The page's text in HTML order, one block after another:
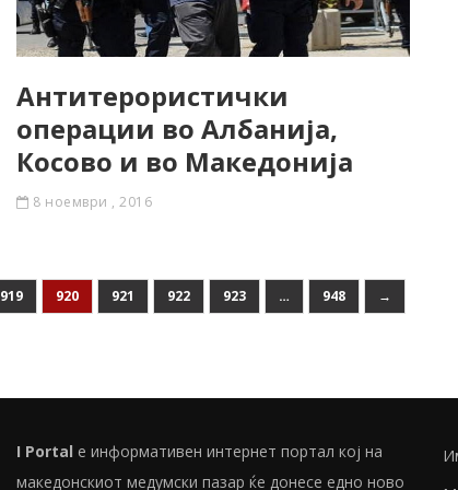
Антитерористички
операции во Албанија,
Косово и во Македонија
8 ноември , 2016
919 920 921 922 923 … 948 →
I Portal е информативен интернет портал кој на
македонскиот медумски пазар ќе донесе едно ново